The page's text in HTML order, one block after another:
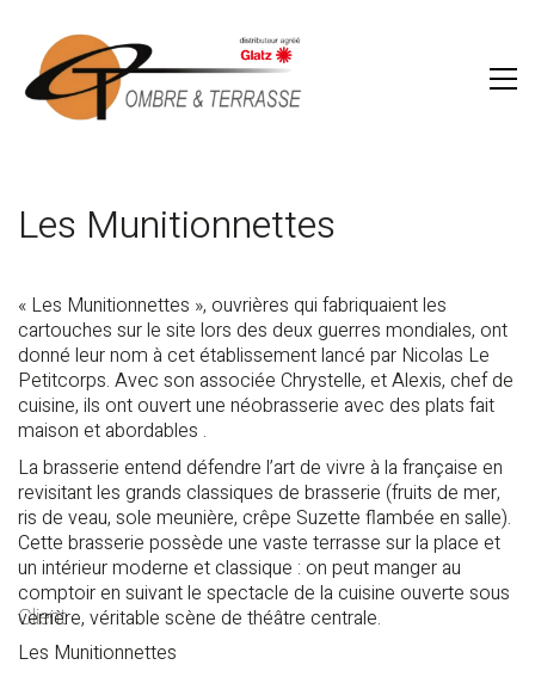
Les Munitionnettes
« Les Munitionnettes », ouvrières qui fabriquaient les
cartouches sur le site lors des deux guerres mondiales, ont
donné leur nom à cet établissement lancé par Nicolas Le
Petitcorps. Avec son associée Chrystelle, et Alexis, chef de
cuisine, ils ont ouvert une néobrasserie avec des plats fait
maison et abordables .
La brasserie entend défendre l’art de vivre à la française en
revisitant les grands classiques de brasserie (fruits de mer,
ris de veau, sole meunière, crêpe Suzette flambée en salle).
Cette brasserie possède une vaste terrasse sur la place et
un intérieur moderne et classique : on peut manger au
comptoir en suivant le spectacle de la cuisine ouverte sous
verrière, véritable scène de théâtre centrale.
Client
Les Munitionnettes